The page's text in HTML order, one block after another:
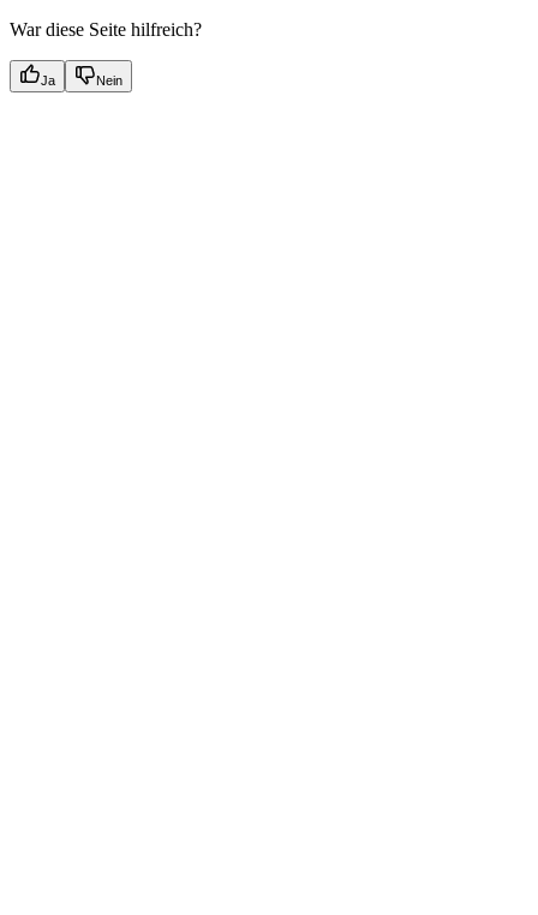
War diese Seite hilfreich?
Ja Nein